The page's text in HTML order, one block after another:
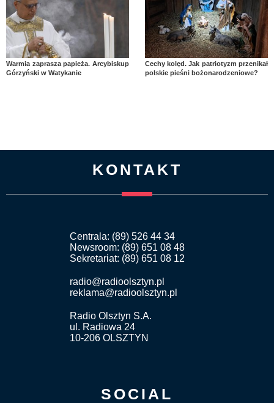
Warmia zaprasza papieża. Arcybiskup
Górzyński w Watykanie
Cechy kolęd. Jak patriotyzm przenikał
polskie pieśni bożonarodzeniowe?
KONTAKT
Centrala: (89) 526 44 34
Newsroom: (89) 651 08 48
Sekretariat: (89) 651 08 12
radio@radioolsztyn.pl
reklama@radioolsztyn.pl
Radio Olsztyn S.A.
ul. Radiowa 24
10-206 OLSZTYN
SOCIAL